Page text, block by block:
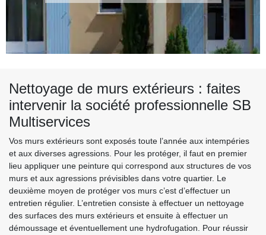
Nettoyage de murs extérieurs : faites
intervenir la société professionnelle SB
Multiservices
Vos murs extérieurs sont exposés toute l’année aux intempéries
et aux diverses agressions. Pour les protéger, il faut en premier
lieu appliquer une peinture qui correspond aux structures de vos
murs et aux agressions prévisibles dans votre quartier. Le
deuxième moyen de protéger vos murs c’est d’effectuer un
entretien régulier. L’entretien consiste à effectuer un nettoyage
des surfaces des murs extérieurs et ensuite à effectuer un
démoussage et éventuellement une hydrofugation. Pour réussir